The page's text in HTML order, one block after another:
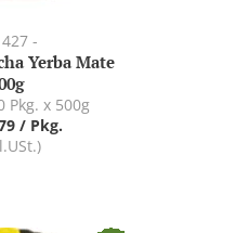
-
Yerba Mate
Pkg. x 500g
/ Pkg.